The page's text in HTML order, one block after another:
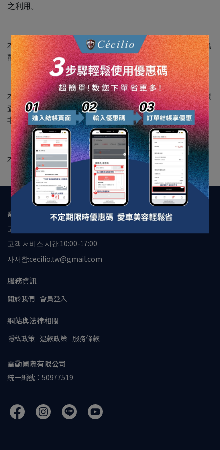
之利用。
本公司得將配送商品或服務所必要的資料提供物流廠商做為
配送或聯絡之用。
本公司除依法配合司法機關、其他有權機關或檢警單位之調
查，或於您有違反法令或契約而有主張權利之必要情形外，
非依相關法律規範不會向任何人揭露或出售您的個人資料。
本公司保有修改變更或暫停活動之權利
需要協助
고객 서비스 핫라인:0989160642
고객 서비스 시간:10:00-17:00
사서함:cecilio.tw@gmail.com
服務資訊
關於我們 會員登入
網站與法律相關
隱私政策 退款政策 服務條款
雷動國際有限公司
統一編號：50977519